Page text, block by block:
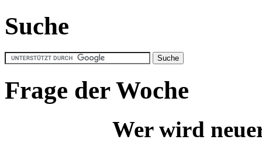
Suche
Frage der Woche
Wer wird